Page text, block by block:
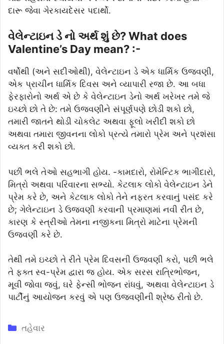
દારૂ જેવા ગેરકાયદેસર પદાર્થો.
વેલેન્ટાઇન ડે નો અર્થ શું છે? What does
Valentine’s Day mean? :-
વર્ષોથી (અને સદીઓથી), વેલેન્ટાઇન ડે એક ધાર્મિક ઉજવણી,
એક પ્રાચીન ધાર્મિક દિવસ અને વ્યાપારી રજા છે. આ બધા
ફેરફારોનો અર્થ એ છે કે વેલેન્ટાઇન ડેનો અર્થ ખરેખર તમે જે
ઇચ્છો છો તે છે: તમે ઉજવણીને સંપૂર્ણપણે છોડી શકો છો,
તમારી જાતને થોડી ચોકલેટ અથવા ફૂલો ખરીદી શકો છો
અથવા તમારા જીવનના લોકો પ્રત્યે તમારો પ્રેમ અને પ્રશંસા
વ્યક્ત કરી શકો છો.
પછી ભલે તેઓ સહભાગી હોય. -કામદારો, રોમેન્ટિક ભાગીદારો,
મિત્રો અથવા પરિવારના સભ્યો. કેટલાક લોકો વેલેન્ટાઇન ડેને
પ્રેમ કરે છે, અને કેટલાક લોકો તેને નફરત કરવાનું પસંદ કરે
છે; ગેલેન્ટાઇન ડે ઉજવણી કરવાની પ્રમાણમાં નવી રીત છે,
કારણ કે સ્ત્રીઓ તેમના નજીકના મિત્રો માટેના પ્રેમની
ઉજવણી કરે છે.
તેથી તમે ઇચ્છો તે રીતે પ્રેમ દિવસની ઉજવણી કરો, પછી ભલે
તે ફક્ત સ્વ-પ્રેમ દ્વારા જ હોય. એક સરસ રાત્રિભોજન,
મૂવી જોવા જવું, ઘરે ફેન્સી ભોજન રાંધવું, અથવા વેલેન્ટાઇન ડે
પાર્ટીનું આયોજન કરવું એ પણ ઉજવણીની શ્રેષ્ઠ રીતો છે.
Categories
તહેવાર